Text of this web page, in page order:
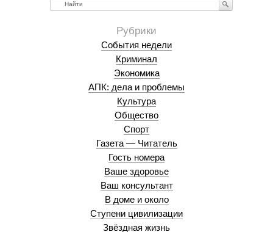
Найти
События недели
Криминал
Экономика
АПК: дела и проблемы
Культура
Общество
Спорт
Газета — Читатель
Гость номера
Ваше здоровье
Ваш консультант
В доме и около
Ступени цивилизации
Звёздная жизнь